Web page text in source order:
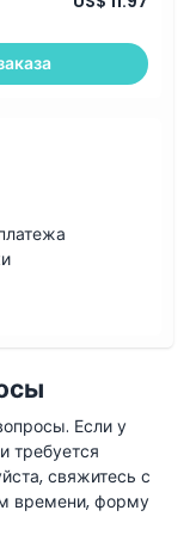
Если у
требуется
свяжитесь с
времени, форму